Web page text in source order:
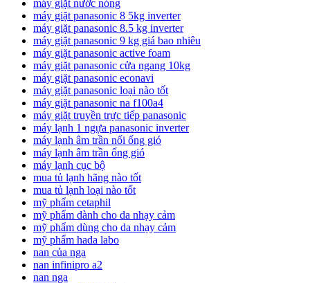
máy giặt nước nóng
máy giặt panasonic 8 5kg inverter
máy giặt panasonic 8.5 kg inverter
máy giặt panasonic 9 kg giá bao nhiêu
máy giặt panasonic active foam
máy giặt panasonic cửa ngang 10kg
máy giặt panasonic econavi
máy giặt panasonic loại nào tốt
máy giặt panasonic na f100a4
máy giặt truyền trực tiếp panasonic
máy lạnh 1 ngựa panasonic inverter
máy lạnh âm trần nối ống gió
máy lạnh âm trần ống gió
máy lạnh cục bộ
mua tủ lạnh hãng nào tốt
mua tủ lạnh loại nào tốt
mỹ phẩm cetaphil
mỹ phẩm dành cho da nhạy cảm
mỹ phẩm dùng cho da nhạy cảm
mỹ phẩm hada labo
nan của nga
nan infinipro a2
nan nga